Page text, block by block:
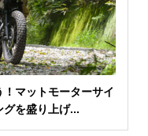
マットモーターサイ
グを盛り上げ...